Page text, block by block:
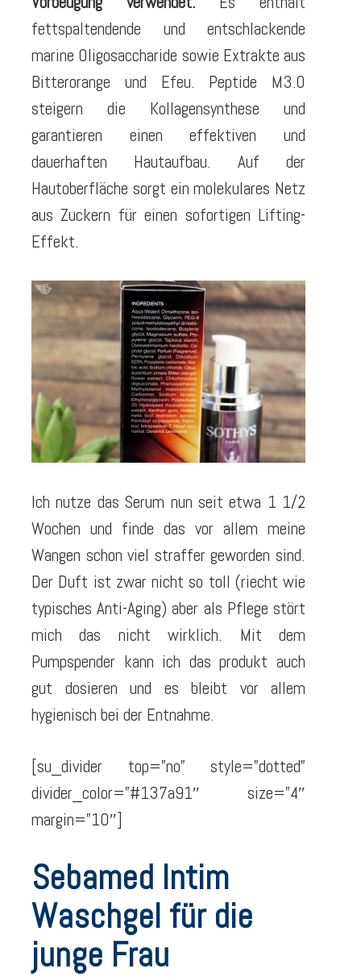
fettspaltendende und entschlackende
marine Oligosaccharide sowie Extrakte aus
Bitterorange und Efeu. Peptide M3.0
steigern die Kollagensynthese und
garantieren einen effektiven und
dauerhaften Hautaufbau. Auf der
Hautoberfläche sorgt ein molekulares Netz
aus Zuckern für einen sofortigen Lifting-
Effekt.
Ich nutze das Serum nun seit etwa 1 1/2
Wochen und finde das vor allem meine
Wangen schon viel straffer geworden sind.
Der Duft ist zwar nicht so toll (riecht wie
typisches Anti-Aging) aber als Pflege stört
mich das nicht wirklich. Mit dem
Pumpspender kann ich das produkt auch
gut dosieren und es bleibt vor allem
hygienisch bei der Entnahme.
[su_divider top=”no” style=”dotted”
divider_color=”#137a91″ size=”4″
margin=”10″]
Sebamed Intim
Waschgel für die
junge Frau